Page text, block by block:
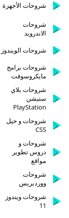
شروحات الأجهزة
شروحات
الاندرويد
شروحات الويندوز
شروحات برامج
مايكروسوفت
شروحات بلاي
ستيشن
PlayStation
شروحات و حيل
CSS
شروحات و
دروس تطوير
مواقع
شروحات
ووردبريس
شروحات ويندوز
11